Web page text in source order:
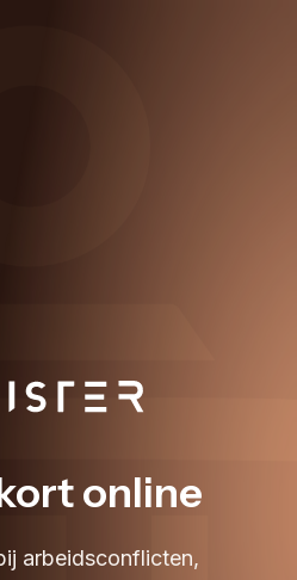
online
arbeidsconflicten,